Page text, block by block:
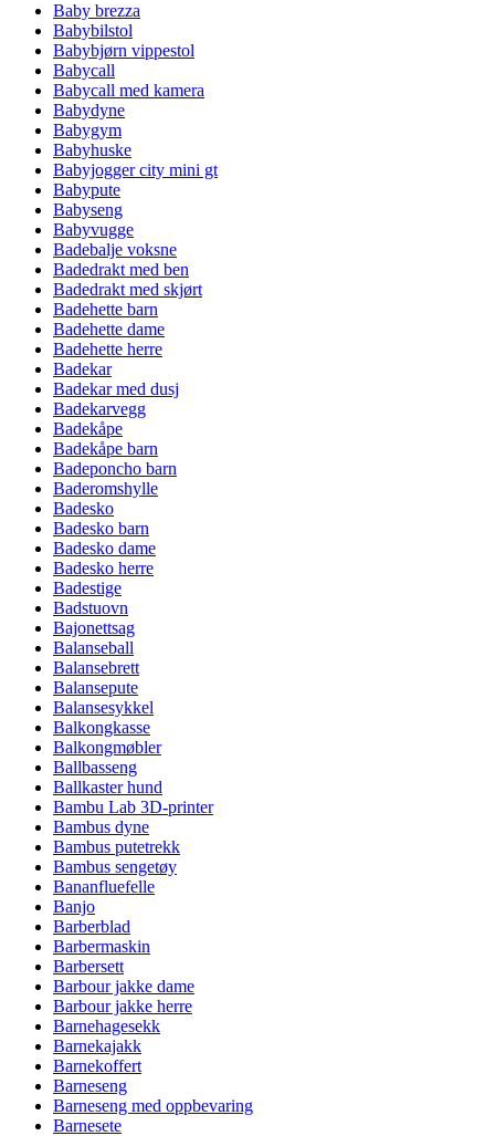
Baby brezza
Babybilstol
Babybjørn vippestol
Babycall
Babycall med kamera
Babydyne
Babygym
Babyhuske
Babyjogger city mini gt
Babypute
Babyseng
Babyvugge
Badebalje voksne
Badedrakt med ben
Badedrakt med skjørt
Badehette barn
Badehette dame
Badehette herre
Badekar
Badekar med dusj
Badekarvegg
Badekåpe
Badekåpe barn
Badeponcho barn
Baderomshylle
Badesko
Badesko barn
Badesko dame
Badesko herre
Badestige
Badstuovn
Bajonettsag
Balanseball
Balansebrett
Balansepute
Balansesykkel
Balkongkasse
Balkongmøbler
Ballbasseng
Ballkaster hund
Bambu Lab 3D-printer
Bambus dyne
Bambus putetrekk
Bambus sengetøy
Bananfluefelle
Banjo
Barberblad
Barbermaskin
Barbersett
Barbour jakke dame
Barbour jakke herre
Barnehagesekk
Barnekajakk
Barnekoffert
Barneseng
Barneseng med oppbevaring
Barnesete